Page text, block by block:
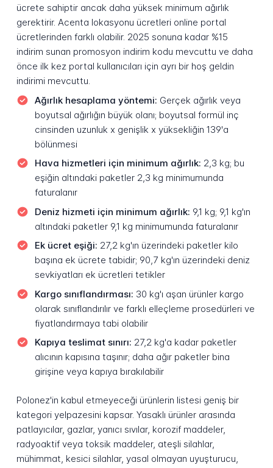
ücrete sahiptir ancak daha yüksek minimum ağırlık
gerektirir. Acenta lokasyonu ücretleri online portal
ücretlerinden farklı olabilir. 2025 sonuna kadar %15
indirim sunan promosyon indirim kodu mevcuttu ve daha
önce ilk kez portal kullanıcıları için ayrı bir hoş geldin
indirimi mevcuttu.
Ağırlık hesaplama yöntemi: Gerçek ağırlık veya
boyutsal ağırlığın büyük olanı; boyutsal formül inç
cinsinden uzunluk x genişlik x yüksekliğin 139'a
bölünmesi
Hava hizmetleri için minimum ağırlık: 2,3 kg; bu
eşiğin altındaki paketler 2,3 kg minimumunda
faturalanır
Deniz hizmeti için minimum ağırlık: 9,1 kg; 9,1 kg'ın
altındaki paketler 9,1 kg minimumunda faturalanır
Ek ücret eşiği: 27,2 kg'ın üzerindeki paketler kilo
başına ek ücrete tabidir; 90,7 kg'ın üzerindeki deniz
sevkiyatları ek ücretleri tetikler
Kargo sınıflandırması: 30 kg'ı aşan ürünler kargo
olarak sınıflandırılır ve farklı elleçleme prosedürleri ve
fiyatlandırmaya tabi olabilir
Kapıya teslimat sınırı: 27,2 kg'a kadar paketler
alıcının kapısına taşınır; daha ağır paketler bina
girişine veya kapıya bırakılabilir
Polonez'in kabul etmeyeceği ürünlerin listesi geniş bir
kategori yelpazesini kapsar. Yasaklı ürünler arasında
patlayıcılar, gazlar, yanıcı sıvılar, korozif maddeler,
radyoaktif veya toksik maddeler, ateşli silahlar,
mühimmat, kesici silahlar, yasal olmayan uyuşturucu,